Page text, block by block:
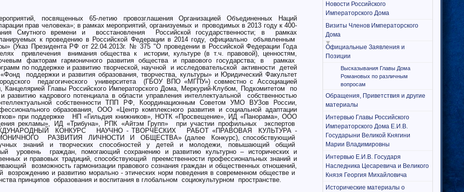
посвященных 65-летию провозглашения Организацией Объединенных Наций
прав человека»; в рамках мероприятий, организуемых и проводимых в 2013 году к 400-
Смутного времени и восстановления Российской государственности; в рамках
к проведению в Российской Федерации в 2014 году, официально объявленным
(Указ Президента РФ от 22.04.2013г. № 375 "О проведении в Российской Федерации Года
привлечения внимания общества к истории, культуре (в т.ч. правовой), ценностям,
факторам гармоничного развития общества и правового государства; в рамках
по поддержке и развитию творческой, научной и исследовательской активности детей
поддержки и развития образования, творчества, культуры» и Юридический Факультет
педагогического университета (ГБОУ ВПО «МГПУ») совместно с Ассоциацией
Канцелярией Главы Российского Императорского Дома, Меркурий-Клубом, Подкомитетом по
развитию кадрового потенциала в области управления интеллектуальной собственностью
собственности ТПП РФ, Координационным Советом УМО ВУЗов России,
образования, ООО «Центр комплексного развития и социальной адаптации
при поддержке НП «Гильдия книжников», НОТК «Просвещение», ИД «Панорама», ООО
рекламы», ИД «Трибуна», РПК «Айтэм Групп» при участии профильных экспертов
КОНКУРС НАУЧНО - ТВОРЧЕСКИХ РАБОТ «ПРАВОВАЯ КУЛЬТУРА -
РАЗВИТИЯ ЛИЧНОСТИ И ОБЩЕСТВА» (далее Конкурс), способствующий
знаний и творческих способностей у детей и молодежи, повышающий общий
уровень граждан, помогающий сохранению и развитию культурно – исторических и
и правовых традиций, способствующий преемственности профессиональных знаний и
возможность гармонизации правового сознания граждан и общественных отношений,
возрождению и развитию морально - этических норм поведения в современном обществе и
принципов образования и воспитания в глобальном социокультурном пространстве.
Новости Российского
Императорского Дома
Визиты Членов Императорского
Дома
Официальные Заявления и
Позиции
Высказывания Главы Дома
Романовых по различным
вопросам
Обращения, Приветствия и другие
материалы
Интервью Главы Российского
Императорского Дома Е.И.В.
Государыни Великой Княгини
Марии Владимировны
Интервью Е.И.В. Государя
Наследника Цесаревича и Великого
Князя Георгия Михайловича
Исторические материалы о